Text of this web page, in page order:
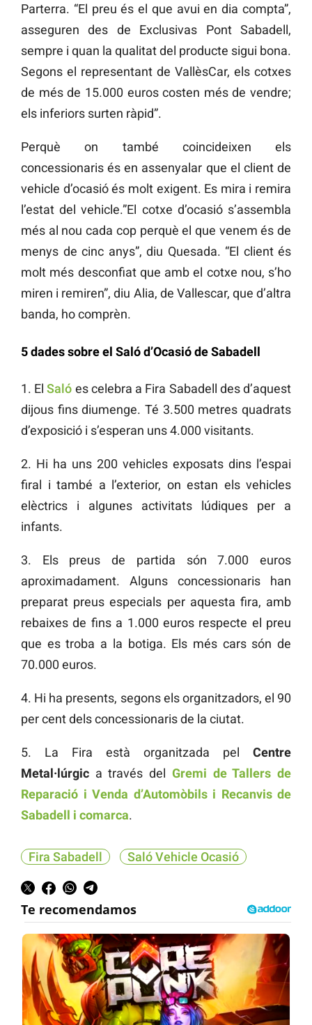
Parterra. “El preu és el que avui en dia compta”,
asseguren des de Exclusivas Pont Sabadell,
sempre i quan la qualitat del producte sigui bona.
Segons el representant de VallèsCar, els cotxes
de més de 15.000 euros costen més de vendre;
els inferiors surten ràpid”.
Perquè on també coincideixen els
concessionaris és en assenyalar que el client de
vehicle d’ocasió és molt exigent. Es mira i remira
l’estat del vehicle.”El cotxe d’ocasió s’assembla
més al nou cada cop perquè el que venem és de
menys de cinc anys”, diu Quesada. “El client és
molt més desconfiat que amb el cotxe nou, s’ho
miren i remiren”, diu Alia, de Vallescar, que d’altra
banda, ho comprèn.
5 dades sobre el Saló d’Ocasió de Sabadell
1. ElSaló es celebra a Fira Sabadell des d’aquest
dijous fins diumenge. Té 3.500 metres quadrats
d’exposició i s’esperan uns 4.000 visitants.
2. Hi ha uns 200 vehicles exposats dins l’espai
firal i també a l’exterior, on estan els vehicles
elèctrics i algunes activitats lúdiques per a
infants.
3. Els preus de partida són 7.000 euros
aproximadament. Alguns concessionaris han
preparat preus especials per aquesta fira, amb
rebaixes de fins a 1.000 euros respecte el preu
que es troba a la botiga. Els més cars són de
70.000 euros.
4. Hi ha presents, segons els organitzadors, el 90
per cent dels concessionaris de la ciutat.
5. La Fira està organitzada pel Centre
Metal·lúrgic a través del Gremi de Tallers de
Reparació i Venda d’Automòbils i Recanvis de
Sabadell i comarca.
Fira Sabadell Saló Vehicle Ocasió